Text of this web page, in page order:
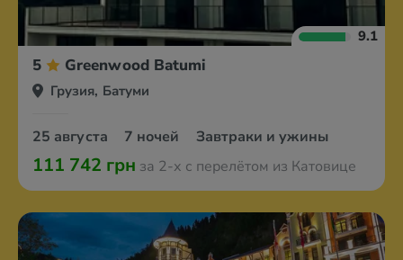
9.1
5 Greenwood Batumi
Грузия, Батуми
25 августа 7 ночей Завтраки и ужины
111 742 грн за 2-х с перелётом из Катовице